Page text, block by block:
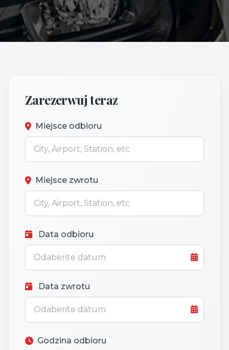
Zarezerwuj teraz
Miejsce odbioru
Miejsce zwrotu
Data odbioru
Data zwrotu
Godzina odbioru